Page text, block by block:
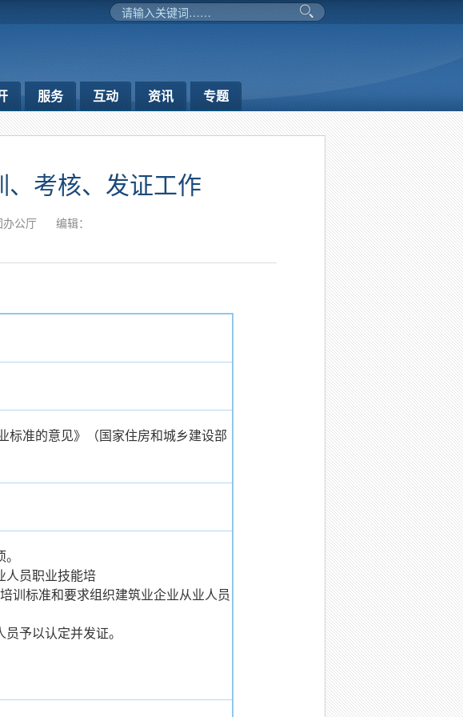
服务 互动 资讯 专题
、考核、发证工作
公厅
编辑：
标准的意见》（国家住房和城乡建设部
人员职业技能培
组织建筑业企业从业人员
予以认定并发证。